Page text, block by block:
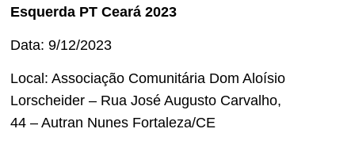
Esquerda PT Ceará 2023
Data: 9/12/2023
Local: Associação Comunitária Dom Aloísio
Lorscheider – Rua José Augusto Carvalho,
44 – Autran Nunes Fortaleza/CE